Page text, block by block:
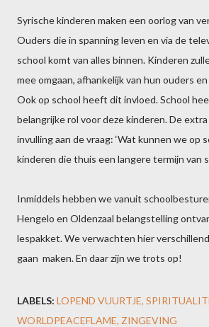
Syrische kinderen maken een oorlog van
Ouders die in spanning leven en via de
school komt van alles binnen. Kinderen
mee omgaan, afhankelijk van hun ouders
Ook op school heeft dit invloed. School
belangrijke rol voor deze kinderen. De
invulling aan de vraag: ‘Wat kunnen we op
kinderen die thuis een langere termijn van
Inmiddels hebben we vanuit
Hengelo en Oldenzaal belangstelling
lespakket. We verwachten hier
gaan maken. En daar zijn we trots op!
LABELS: LOPEND VUURTJE
WORLDPEACEFLAME ZINGEVING